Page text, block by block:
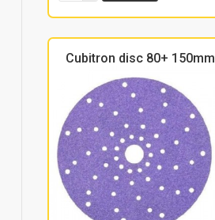
Cubitron disc 80+ 150mm